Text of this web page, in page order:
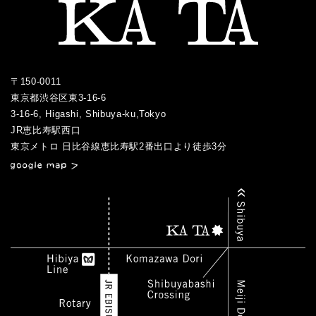
2019.01
2018.04
2018.03
2017.05
2017.04
2017.01
2016.03
2016.02
2015.08
2015.07
〒150-0011
東京都渋谷区東3-16-6
3-16-6, Higashi, Shibuya-ku,Tokyo
JR恵比寿駅西口
／
東京メトロ 日比谷線恵比寿駅2番出口より徒歩3分